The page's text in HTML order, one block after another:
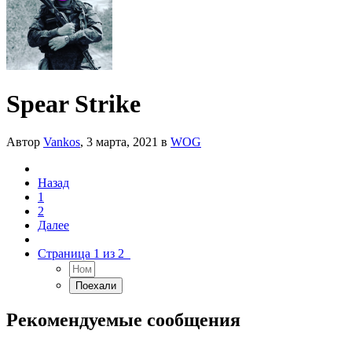
Spear Strike
Автор Vankos, 3 марта, 2021 в WOG
Назад
1
2
Далее
Страница 1 из 2
Рекомендуемые сообщения